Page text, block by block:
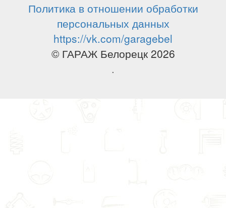
Политика в отношении обработки
персональных данных
https://vk.com/garagebel
© ГАРАЖ Белорецк 2026
.